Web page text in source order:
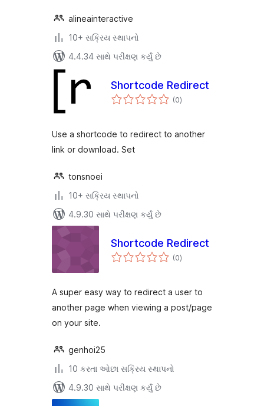
alineainteractive
10+ સક્રિય સ્થાપનો
4.4.34 સાથે પરીક્ષણ કર્યું છે
Shortcode Redirect
(0કુલ
રેટિંગ્સ
)
Use a shortcode to redirect to another
link or download. Set
tonsnoei
10+ સક્રિય સ્થાપનો
4.9.30 સાથે પરીક્ષણ કર્યું છે
Shortcode Redirect
(0કુલ
રેટિંગ્સ
)
A super easy way to redirect a user to
another page when viewing a post/page
on your site.
genhoi25
10 કરતા ઓછા સક્રિય સ્થાપનો
4.9.30 સાથે પરીક્ષણ કર્યું છે